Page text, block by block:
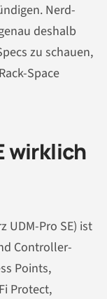
Nerd-
deshalb
zu schauen,
Space
wirklich
UDM-Pro SE) ist
Controller-
Points,
Protect,